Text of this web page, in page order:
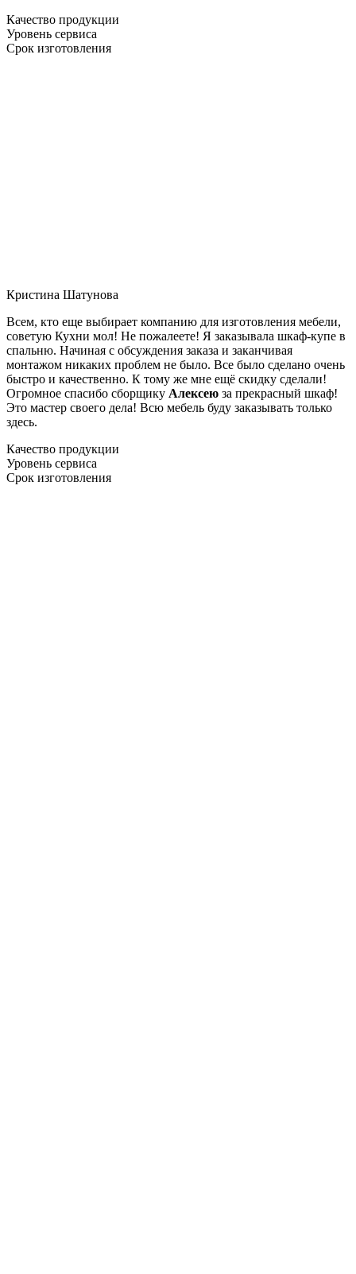
Качество продукции
Уровень сервиса
Срок изготовления
Кристина Шатунова
Всем, кто еще выбирает компанию для изготовления мебели,
советую Кухни мол! Не пожалеете! Я заказывала шкаф-купе в
спальню. Начиная с обсуждения заказа и заканчивая
монтажом никаких проблем не было. Все было сделано очень
быстро и качественно. К тому же мне ещё скидку сделали!
Огромное спасибо сборщику Алексею за прекрасный шкаф!
Это мастер своего дела! Всю мебель буду заказывать только
здесь.
Качество продукции
Уровень сервиса
Срок изготовления